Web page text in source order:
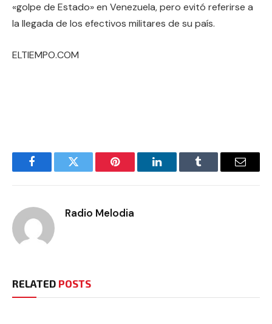
«golpe de Estado» en Venezuela, pero evitó referirse a
la llegada de los efectivos militares de su país.
ELTIEMPO.COM
FacebookTwitter Pinterest LinkedInTumblr Email
Radio Melodia
RELATED POSTS